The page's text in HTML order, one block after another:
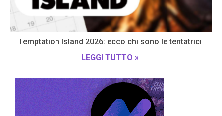
Temptation Island 2026: ecco chi sono le tentatrici
LEGGI TUTTO »